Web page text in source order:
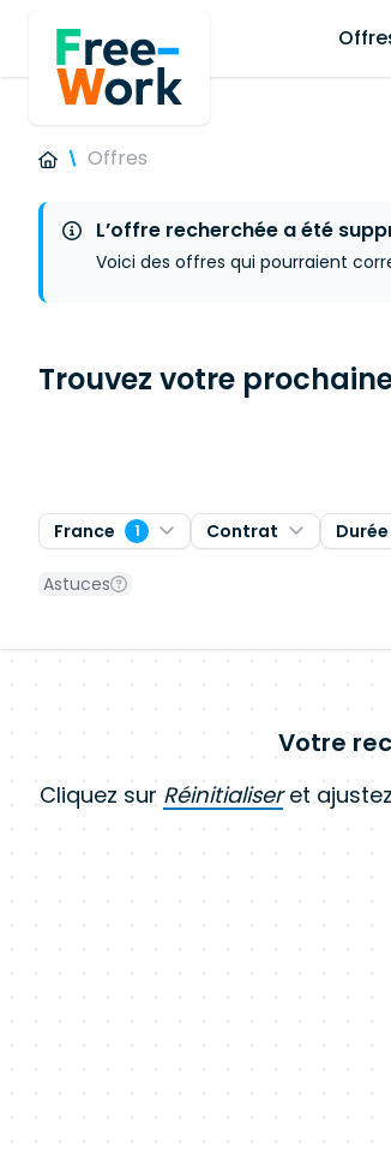
Offres
L’offre recherchée a été
Voici des offres qui pourraient
Trouvez votre
France 1 Contrat Durée
Astuces
Votre
Cliquez sur Réinitialiseret